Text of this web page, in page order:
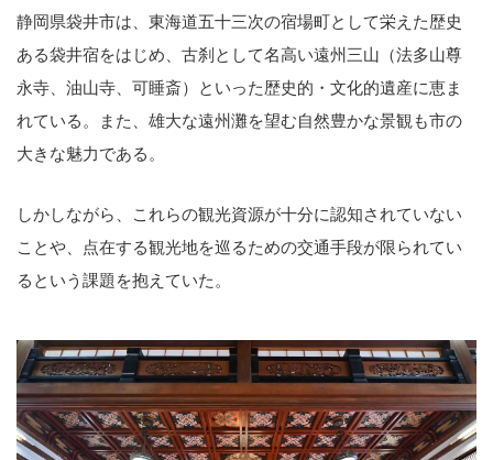
静岡県袋井市は、東海道五十三次の宿場町として栄えた歴史
ある袋井宿をはじめ、古刹として名高い遠州三山（法多山尊
永寺、油山寺、可睡斎）といった歴史的・文化的遺産に恵ま
れている。また、雄大な遠州灘を望む自然豊かな景観も市の
大きな魅力である。
しかしながら、これらの観光資源が十分に認知されていない
ことや、点在する観光地を巡るための交通手段が限られてい
るという課題を抱えていた。